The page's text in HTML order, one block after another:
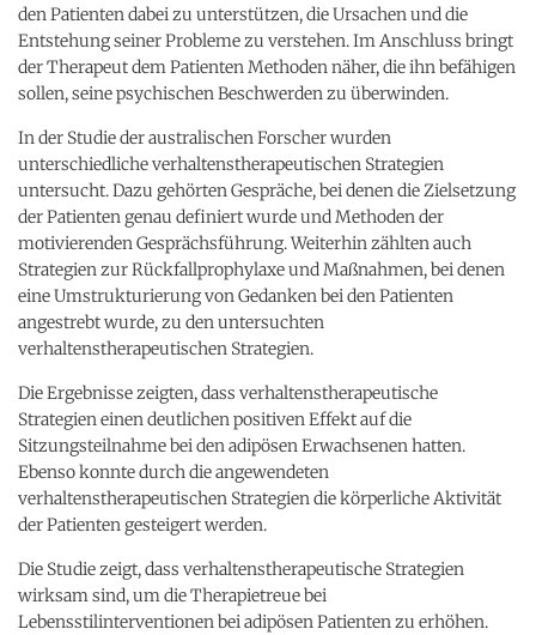
den Patienten dabei zu unterstützen, die Ursachen und die
Entstehung seiner Probleme zu verstehen. Im Anschluss bringt
der Therapeut dem Patienten Methoden näher, die ihn befähigen
sollen, seine psychischen Beschwerden zu überwinden.
In der Studie der australischen Forscher wurden
unterschiedliche verhaltenstherapeutischen Strategien
untersucht. Dazu gehörten Gespräche, bei denen die Zielsetzung
der Patienten genau definiert wurde und Methoden der
motivierenden Gesprächsführung. Weiterhin zählten auch
Strategien zur Rückfallprophylaxe und Maßnahmen, bei denen
eine Umstrukturierung von Gedanken bei den Patienten
angestrebt wurde, zu den untersuchten
verhaltenstherapeutischen Strategien.
Die Ergebnisse zeigten, dass verhaltenstherapeutische
Strategien einen deutlichen positiven Effekt auf die
Sitzungsteilnahme bei den adipösen Erwachsenen hatten.
Ebenso konnte durch die angewendeten
verhaltenstherapeutischen Strategien die körperliche Aktivität
der Patienten gesteigert werden.
Die Studie zeigt, dass verhaltenstherapeutische Strategien
wirksam sind, um die Therapietreue bei
Lebensstilinterventionen bei adipösen Patienten zu erhöhen.